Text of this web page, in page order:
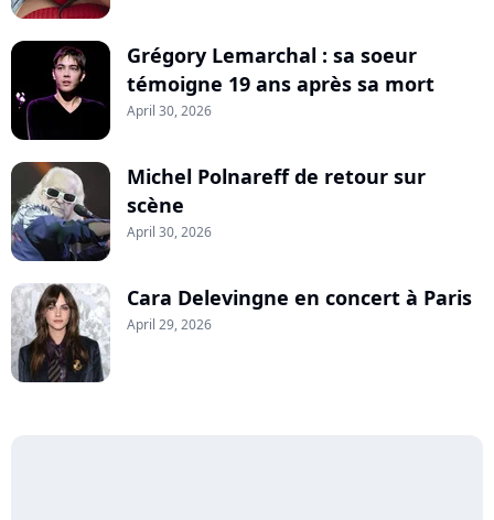
Grégory Lemarchal : sa soeur
témoigne 19 ans après sa mort
April 30, 2026
Michel Polnareff de retour sur
scène
April 30, 2026
Cara Delevingne en concert à Paris
April 29, 2026